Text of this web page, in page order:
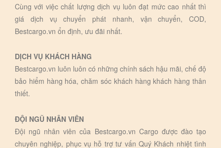
Cùng với việc chất lượng dịch vụ luôn đạt mức cao nhất thì
giá dịch vụ chuyển phát nhanh, vận chuyển, COD,
Bestcargo.vn ổn định, ưu đãi nhất.
DỊCH VỤ KHÁCH HÀNG
Bestcargo.vn luôn luôn có những chính sách hậu mãi, chế độ
bảo hiểm hàng hóa, chăm sóc khách hàng khách hàng thân
thiết.
ĐỘI NGŨ NHÂN VIÊN
Đội ngũ nhân viên của Bestcargo.vn Cargo được đào tạo
chuyên nghiệp, phục vụ hỗ trợ tư vấn Quý Khách nhiệt tình